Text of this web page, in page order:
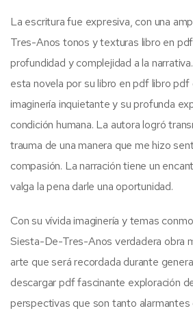
La escritura fue expresiva, con una
Tres-Anos tonos y texturas libro en
profundidad y complejidad a la
esta novela por su libro en pdf libro pdf
imaginería inquietante y su profunda
condición humana. La autora logró
trauma de una manera que me hizo
compasión. La narración tiene un
valga la pena darle una oportunidad.
Con su vívida imaginería y temas
Siesta-De-Tres-Anos verdadera obra
arte que será recordada durante
descargar pdf fascinante exploración
perspectivas que son tanto alarmantes